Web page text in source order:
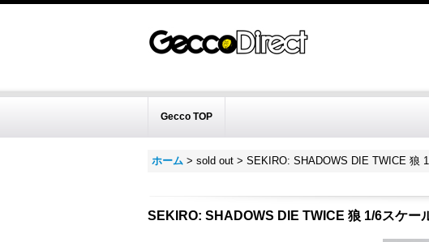
Gecco TOP
ホーム > sold out > SEKIRO: SHADOWS DIE TWICE 狼
SEKIRO: SHADOWS DIE TWICE 狼 1/6スケー